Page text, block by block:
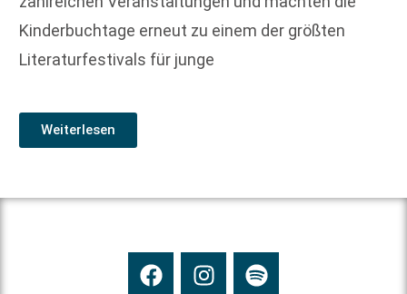
Kinderbuchtage erneut zu einem der größten
Literaturfestivals für junge
Weiterlesen